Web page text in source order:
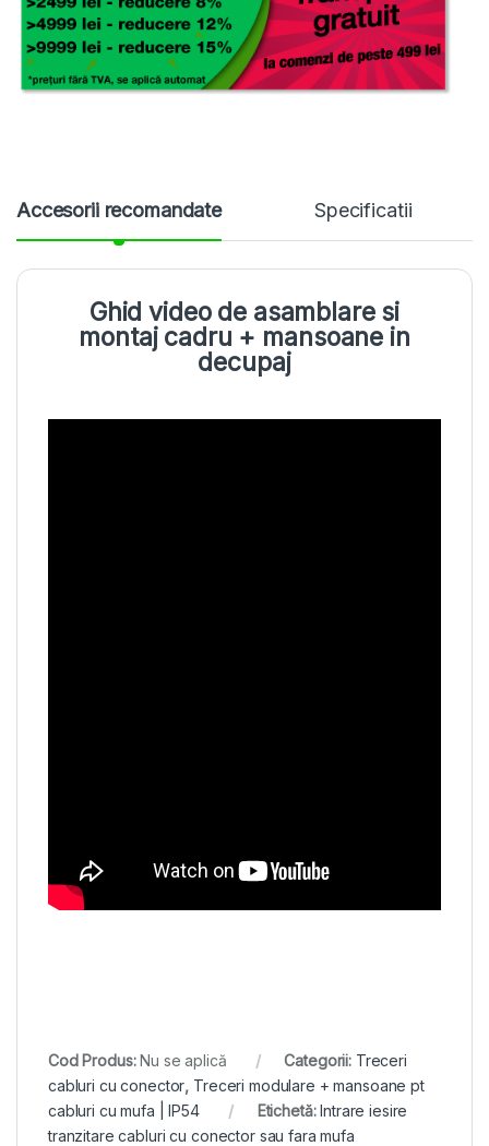
Accesorii recomandate Specificatii
Ghid video de asamblare si
montaj cadru + mansoane in
decupaj
Cod Produs:Nu se aplică Categorii: Treceri
cabluri cu conector, Treceri modulare + mansoane pt
cabluri cu mufa | IP54
Etichetă:Intrare iesire
tranzitare cabluri cu conector sau fara mufa